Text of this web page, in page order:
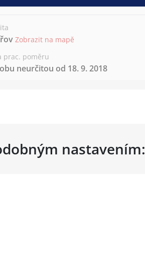
Zobrazit na mapě
prac. poměru
neurčitou od 18. 9. 2018
nastavením: